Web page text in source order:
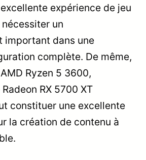
expérience de jeu
un
important dans une
complète. De même,
Ryzen 5 3600,
RX 5700 XT
constituer une excellente
la création de contenu à